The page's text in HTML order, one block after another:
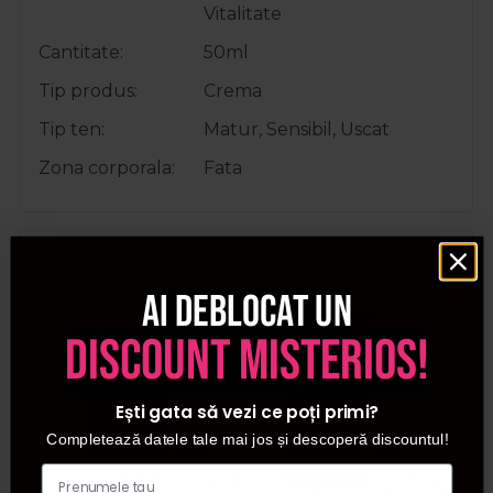
Vitalitate
Cantitate
50ml
Tip produs
Crema
Tip ten
Matur, Sensibil, Uscat
Zona corporala
Fata
Ai deblocat un
discount misterios!
Ești gata să vezi ce poți primi?
Completează datele tale mai jos și descoperă discountul!